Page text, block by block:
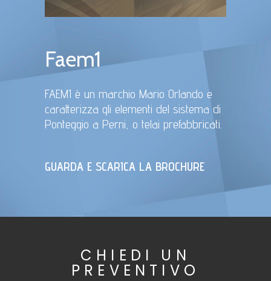
Faem1
FAEM1 è un marchio Mario Orlando e
caratterizza gli elementi del sistema di
Ponteggio a Perni, o telai prefabbricati.
GUARDA E SCARICA LA BROCHURE
CHIEDI UN
PREVENTIVO